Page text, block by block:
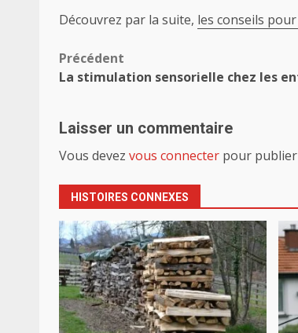
Découvrez par la suite, les conseils
Navigation
Précédent
La stimulation sensorielle chez les
Laisser un commentaire
Vous devez vous connecter pour
HISTOIRES CONNEXES